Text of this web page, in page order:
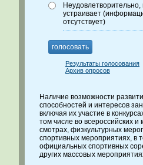
Неудовлетворительно,
устраивает
отсутствует)
голосовать
Результаты голосования
Архив опросов
Наличие возможности
способностей и интересов
включая их участие в
том числе во всероссийских
смотрах, физкультурных
спортивных мероприятиях, в
официальных спортивных
других массовых